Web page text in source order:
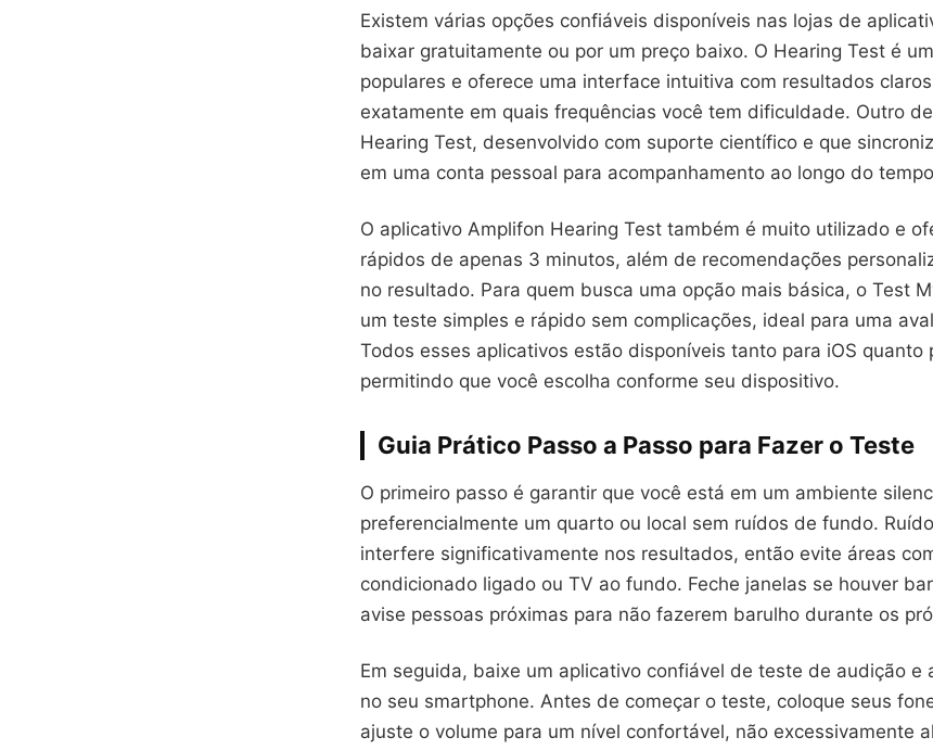
Existem várias opções confiáveis disponíveis nas lojas de
baixar gratuitamente ou por um preço baixo. O Hearing Test é
populares e oferece uma interface intuitiva com resultados
exatamente em quais frequências você tem dificuldade. Outro
Hearing Test, desenvolvido com suporte científico e que
em uma conta pessoal para acompanhamento ao longo do
O aplicativo Amplifon Hearing Test também é muito utilizado e
rápidos de apenas 3 minutos, além de recomendações
no resultado. Para quem busca uma opção mais básica, o Test
um teste simples e rápido sem complicações, ideal para uma
Todos esses aplicativos estão disponíveis tanto para iOS quanto
permitindo que você escolha conforme seu dispositivo.
Guia Prático Passo a Passo para Fazer o Teste
O primeiro passo é garantir que você está em um ambiente
preferencialmente um quarto ou local sem ruídos de fundo.
interfere significativamente nos resultados, então evite áreas
condicionado ligado ou TV ao fundo. Feche janelas se houver
avise pessoas próximas para não fazerem barulho durante os
Em seguida, baixe um aplicativo confiável de teste de audição e
no seu smartphone. Antes de começar o teste, coloque seus
ajuste o volume para um nível confortável, não excessivamente